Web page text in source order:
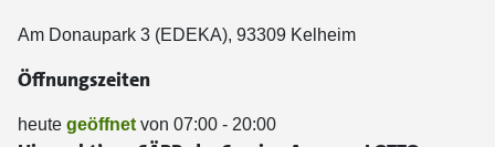
Am Donaupark 3 (EDEKA), 93309 Kelheim
Öffnungszeiten
heute geöffnet von 07:00 - 20:00